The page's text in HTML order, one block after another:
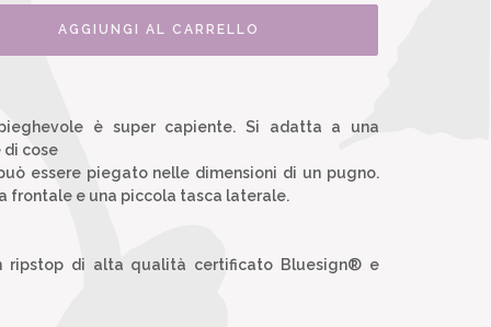
AGGIUNGI AL CARRELLO
è super capiente. Si adatta a una
cose
essere piegato nelle dimensioni di un pugno.
frontale e una piccola tasca laterale.
ripstop di alta qualità certificato Bluesign® e